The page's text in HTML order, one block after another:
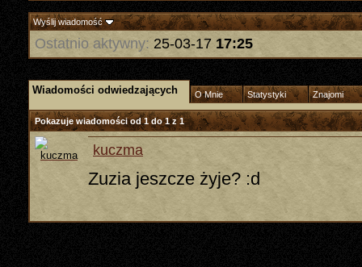
Wyślij wiadomość
Ostatnio aktywny: 25-03-17 17:25
Wiadomości odwiedzających O Mnie Statystyki Znajomi
Pokazuje wiadomości od 1 do1z1
kuczma
Zuzia jeszcze żyje? :d